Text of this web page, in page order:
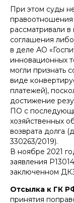
При этом суды
рассматривали в
соглашения
в деле АО
инновационных
могли признать
виде
платежей),
достижение
ПО с
хозяйственных
возврата
330263/2019).
В ноябре 2021
заявления
заключенном
Отсылка к ГК
принятия